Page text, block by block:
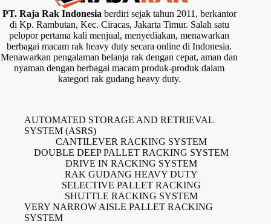
PT. Raja Rak Indonesiaberdiri sejak tahun 2011, berkantor
di Kp. Rambutan, Kec. Ciracas, Jakarta Timur. Salah satu
pelopor pertama kali menjual, menyediakan, menawarkan
berbagai macam rak heavy duty secara online di Indonesia.
Menawarkan pengalaman belanja rak dengan cepat, aman dan
nyaman dengan berbagai macam produk-produk dalam
kategori rak gudang heavy duty.
AUTOMATED STORAGE AND RETRIEVAL
SYSTEM (ASRS)
CANTILEVER RACKING SYSTEM
DOUBLE DEEP PALLET RACKING SYSTEM
DRIVE IN RACKING SYSTEM
RAK GUDANG HEAVY DUTY
SELECTIVE PALLET RACKING
SHUTTLE RACKING SYSTEM
VERY NARROW AISLE PALLET RACKING
SYSTEM